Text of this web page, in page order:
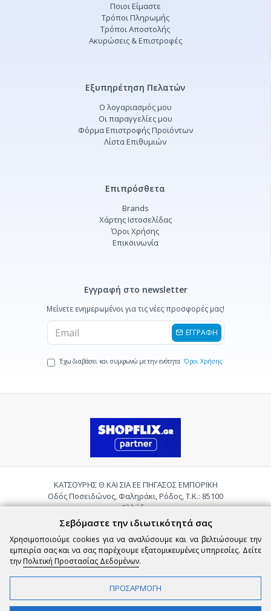
Ποιοι Είμαστε
Τρόποι Πληρωμής
Τρόποι Αποστολής
Ακυρώσεις & Επιστροφές
Εξυπηρέτηση Πελατών
Ο λογαριασμός μου
Οι παραγγελίες μου
Φόρμα Επιστροφής Προϊόντων
Λίστα Επιθυμιών
Επιπρόσθετα
Brands
Χάρτης Ιστοσελίδας
Όροι Χρήσης
Επικοινωνία
Εγγραφή στο newsletter
Μείνετε ενημερωμένοι για τις νέες προσφορές μας!
ΕΓΓΡΑΦΗ
Έχω διαβάσει και συμφωνώ με την ενότητα Όροι Χρήσης
ΚΑΤΣΟΥΡΗΣ Θ ΚΑΙ ΣΙΑ ΕΕ ΠΗΓΑΣΟΣ ΕΜΠΟΡΙΚΗ
Οδός Ποσειδώνος, Φαληράκι, Ρόδος, Τ.Κ.: 85100
Ελλάδα
Τηλ.:2241085059
Email:
pigasosemporiki@gmail.com
Σεβόμαστε την ιδιωτικότητά σας
Χρησιμοποιούμε cookies για να αναλύσουμε και να βελτιώσουμε την
εμπειρία σας και να σας παρέχουμε εξατομικευμένες υπηρεσίες. Δείτε
την Πολιτική Προστασίας Δεδομένων.
ΠΡΟΣΑΡΜΟΓΗ